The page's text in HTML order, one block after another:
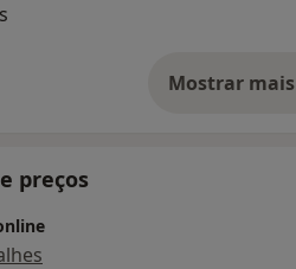
Mostrar
preços